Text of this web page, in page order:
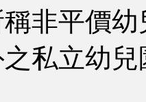
非平價
私立幼兒